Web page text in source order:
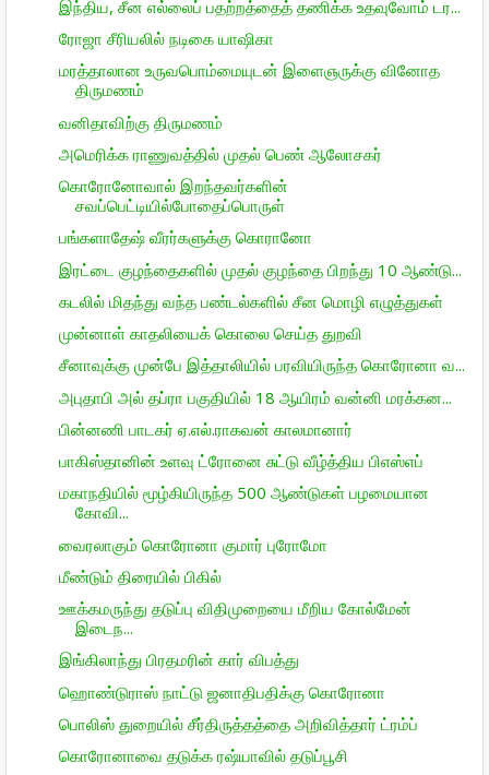
இந்திய, சீன எல்லைப் பதற்றத்தைத் தணிக்க உதவுவோம் டர...
ரோஜா சீரியலில் நடிகை யாஷிகா
மரத்தாலான உருவபொம்மையுடன் இளைஞருக்கு வினோத
திருமணம்
வனிதாவிற்கு திருமணம்
அமெரிக்க ராணுவத்தில் முதல் பெண் ஆலோசகர்
கொரோனோவால் இறந்தவர்களின்
சவப்பெட்டியில்போதைப்பொருள்
பங்களாதேஷ் வீரர்களுக்கு கொரானோ
இரட்டை குழந்தைகளில் முதல் குழந்தை பிறந்து 10 ஆண்டு...
கடலில் மிதந்து வந்த பண்டல்களில் சீன மொழி எழுத்துகள்
முன்னாள் காதலியைக் கொலை செய்த துறவி
சீனாவுக்கு முன்பே இத்தாலியில் பரவியிருந்த கொரோனா வ...
அபுதாபி அல் தப்ரா பகுதியில் 18 ஆயிரம் வன்னி மரக்கன...
பின்னணி பாடகர் ஏ.எல்.ராகவன் காலமானார்
பாகிஸ்தானின் உளவு ட்ரோனை சுட்டு வீழ்த்திய பிஎஸ்எப்
மகாநதியில் மூழ்கியிருந்த 500 ஆண்டுகள் பழமையான
கோவி...
வைரலாகும் கொரோனா குமார் புரோமோ
மீண்டும் திரையில் பிகில்
ஊக்கமருந்து தடுப்பு விதிமுறையை மீறிய கோல்மேன்
இடைந...
இங்கிலாந்து பிரதமரின் கார் விபத்து
ஹொண்டுராஸ் நாட்டு ஜனாதிபதிக்கு கொரோனா
பொலிஸ் துறையில் சீர்திருத்தத்தை அறிவித்தார் ட்ரம்ப்
கொரோனாவை தடுக்க ரஷ்யாவில் தடுப்பூசி